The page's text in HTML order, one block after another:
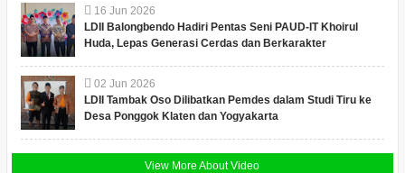
16 Jun 2026
LDII Balongbendo Hadiri Pentas Seni PAUD-IT Khoirul
Huda, Lepas Generasi Cerdas dan Berkarakter
02 Jun 2026
LDII Tambak Oso Dilibatkan Pemdes dalam Studi Tiru ke
Desa Ponggok Klaten dan Yogyakarta
View More About Video